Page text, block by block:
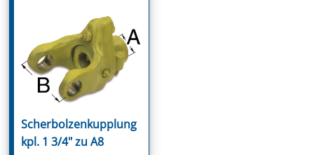
Scherbolzenkupplung
kpl. 1 3/4" zu A8